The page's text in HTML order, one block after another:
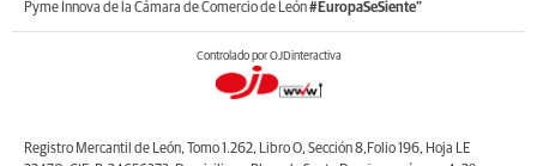
Pyme Innova de la Cámara de Comercio de León#EuropaSeSiente”
Controlado por OJDinteractiva
Registro Mercantil de León, Tomo 1.262, Libro O, Sección 8,Folio 196, Hoja LE